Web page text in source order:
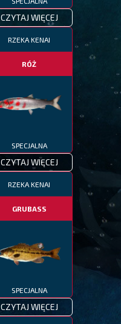
CZYTAJ WIĘCEJ
RZEKA KENAI
RÓŻ
SPECJALNA
CZYTAJ WIĘCEJ
RZEKA KENAI
GRUBASS
SPECJALNA
CZYTAJ WIĘCEJ